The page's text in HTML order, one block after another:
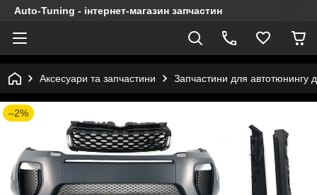
Auto-Tuning - інтернет-магазин запчастин
Аксесуари та запчастини Запчастини для автотюнингу
–2%